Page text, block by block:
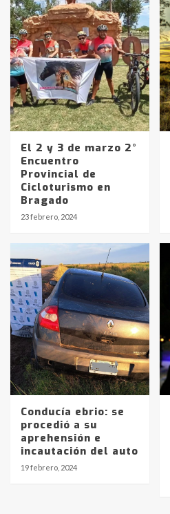
El 2 y 3 de marzo 2°
Encuentro
Provincial de
Cicloturismo en
Bragado
23 febrero, 2024
Conducía ebrio: se
procedió a su
aprehensión e
incautación del auto
19 febrero, 2024
Identidad de
protagonistas
4
Accidente en
joven de
5
Los precios de
La Pampa,
entre 857 a 1338
6
La Bolsa de
Blanca anticipa
con lluvias y